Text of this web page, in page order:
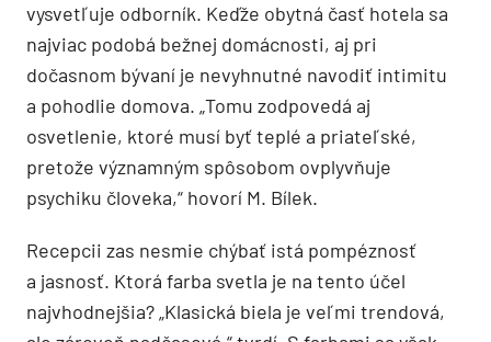
vysvetľuje odborník. Keďže obytná časť hotela sa
najviac podobá bežnej domácnosti, aj pri
dočasnom bývaní je nevyhnutné navodiť intimitu
a pohodlie domova. „Tomu zodpovedá aj
osvetlenie, ktoré musí byť teplé a priateľské,
pretože významným spôsobom ovplyvňuje
psychiku človeka,“ hovorí M. Bílek.
Recepcii zas nesmie chýbať istá pompéznosť
a jasnosť. Ktorá farba svetla je na tento účel
najvhodnejšia? „Klasická biela je veľmi trendová,